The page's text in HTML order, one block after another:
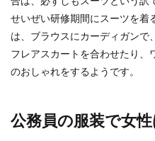
するに
好きなバ
ものです
頑張...
先生の
せいぜい研修期間にスーツを着
は、ブラウスにカーディガンで
フレアスカートを合わせたり、
のおしゃれをするようです。
公務員の服装で女